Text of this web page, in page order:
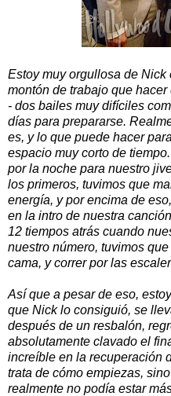
Estoy muy orgullosa de
montón de trabajo que
- dos bailes muy difíciles
días para prepararse.
es, y lo que puede hacer
espacio muy corto de
por la noche para nuestro
los primeros, tuvimos que
energía, y por encima de
en la intro de nuestra
12 tiempos atrás cuando
nuestro número, tuvimos
cama, y correr por las
Así que a pesar de eso,
que Nick lo consiguió, se
después de un resbalón,
absolutamente clavado el
increíble en la recuperación
trata de cómo empiezas,
realmente no podía estar